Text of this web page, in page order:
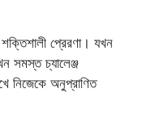
প্রেরণা। যখন
সমস্ত চ্যালেঞ্জ
নিজেকে অনুপ্রাণিত